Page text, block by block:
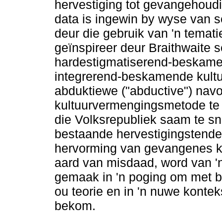
hervestiging tot
data is ingewin by wyse van
deur die gebruik van 'n
geïnspireer deur Braithwaite
hardestigmatiserend-
integrerend-beskamende
abduktiewe ("abductive")
kultuurvermengingsmetode
die Volksrepubliek saam te
bestaande
hervorming van gevangenes
aard van misdaad, word van
gemaak in 'n poging om met
ou teorie en in 'n nuwe
bekom.